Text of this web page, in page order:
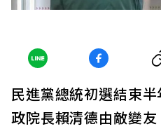
民進黨總統初選結束
政院長賴清德由敵變友